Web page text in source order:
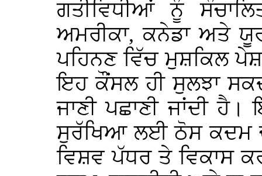
ਗਤੀਵਿਧੀਆਂ ਨੂੰ
ਅਮਰੀਕਾ, ਕਨੇਡਾ ਅਤੇ
ਪਹਿਨਣ ਵਿੱਚ ਮੁਸ਼ਕਿਲ
ਇਹ ਕੌਂਸਲ ਹੀ ਸੁਲਝਾ
ਜਾਣੀ ਪਛਾਣੀ ਜਾਂਦੀ
ਸੁਰੱਖਿਆ ਲਈ ਠੋਸ ਕਦਮ
ਵਿਸ਼ਵ ਪੱਧਰ ਤੇ ਵਿਕਾਸ